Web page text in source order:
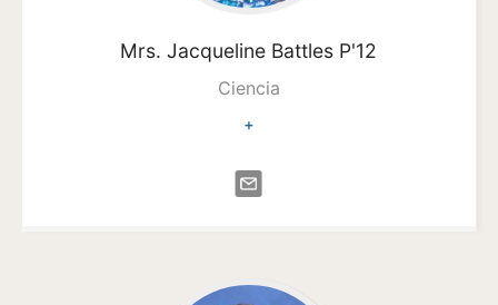
Mrs. Jacqueline Battles P'12
Ciencia
+